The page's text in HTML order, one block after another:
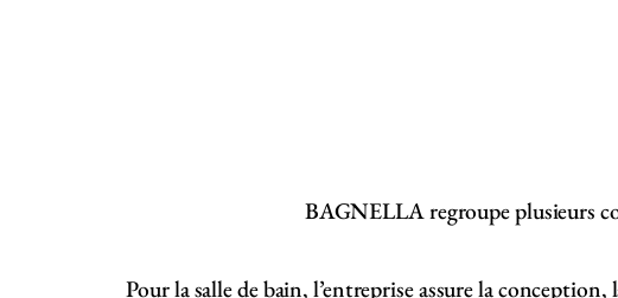
BAGNELLA regroupe plusieurs
Pour la salle de bain, l’entreprise assure la